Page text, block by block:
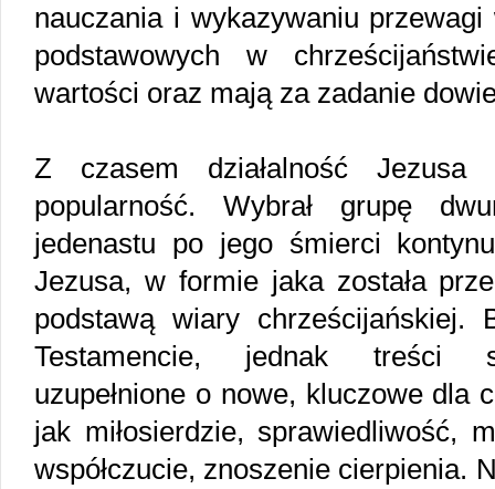
nauczania i wykazywaniu
podstawowych w
wartości oraz mają za zadanie
Z czasem działalność Jezusa
popularność. Wybrał grupę
jedenastu po jego śmierci
Jezusa, w formie jaka została
podstawą wiary chrześcijańskiej.
Testamencie, jednak treści
uzupełnione o nowe, kluczowe dla
jak miłosierdzie, sprawiedliwość,
współczucie, znoszenie cierpienia.